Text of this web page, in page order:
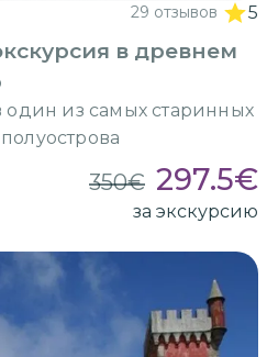
29 отзывов 5
в древнем
один из самых старинных
350€ 297.5€
за экскурсию